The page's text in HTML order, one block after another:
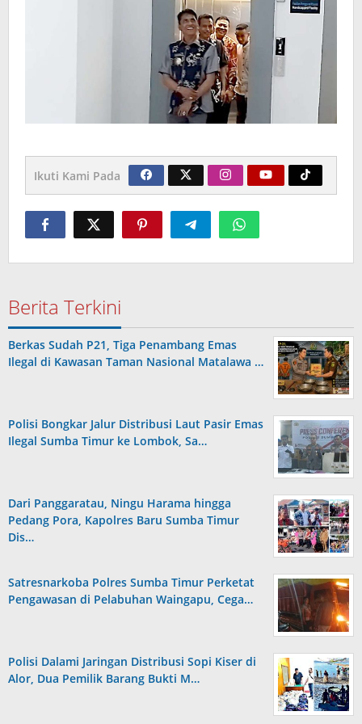
Ikuti Kami Pada
Berita Terkini
Berkas Sudah P21, Tiga Penambang Emas
Ilegal di Kawasan Taman Nasional Matalawa …
Polisi Bongkar Jalur Distribusi Laut Pasir Emas
Ilegal Sumba Timur ke Lombok, Sa…
Dari Panggaratau, Ningu Harama hingga
Pedang Pora, Kapolres Baru Sumba Timur
Dis…
Satresnarkoba Polres Sumba Timur Perketat
Pengawasan di Pelabuhan Waingapu, Cega…
Polisi Dalami Jaringan Distribusi Sopi Kiser di
Alor, Dua Pemilik Barang Bukti M…